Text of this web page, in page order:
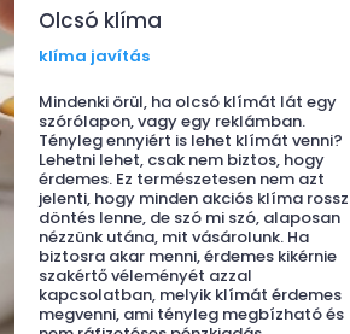
Olcsó klíma
klíma javítás
Mindenki örül, ha olcsó klímát lát egy
szórólapon, vagy egy reklámban.
Tényleg ennyiért is lehet klímát venni?
Lehetni lehet, csak nem biztos, hogy
érdemes. Ez természetesen nem azt
jelenti, hogy minden akciós klíma rossz
döntés lenne, de szó mi szó, alaposan
nézzünk utána, mit vásárolunk. Ha
biztosra akar menni, érdemes kikérnie
szakértő véleményét azzal
kapcsolatban, melyik klímát érdemes
megvenni, ami tényleg megbízható és